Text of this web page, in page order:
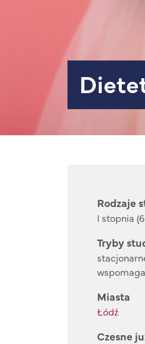
Rodzaje
I stopnia
Tryby
Miasta
Łódź
Czesne